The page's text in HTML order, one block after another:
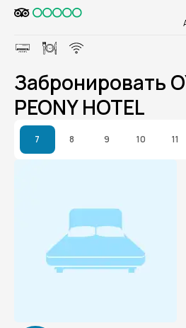
Забронировать
PEONY HOTEL
7 8 9 10 11